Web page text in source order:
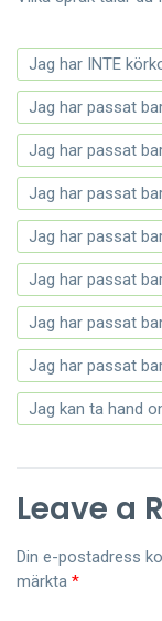
Jag har INTE
Jag har passat
Jag har passat
Jag har passat
Jag har passat
Jag har passat
Jag har passat
Jag har passat
Jag kan ta hand
Leave a
Din e-postadress
märkta *